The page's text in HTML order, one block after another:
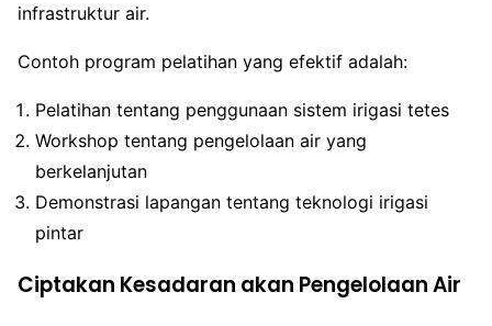
infrastruktur air.
Contoh program pelatihan yang efektif adalah:
Pelatihan tentang penggunaan sistem irigasi tetes
Workshop tentang pengelolaan air yang
berkelanjutan
Demonstrasi lapangan tentang teknologi irigasi
pintar
Ciptakan Kesadaran akan Pengelolaan Air